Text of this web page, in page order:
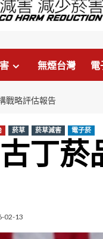
無煙台灣 電
戰略評估報告
菸草 菸草減害 電子菸
丁菸
02-13